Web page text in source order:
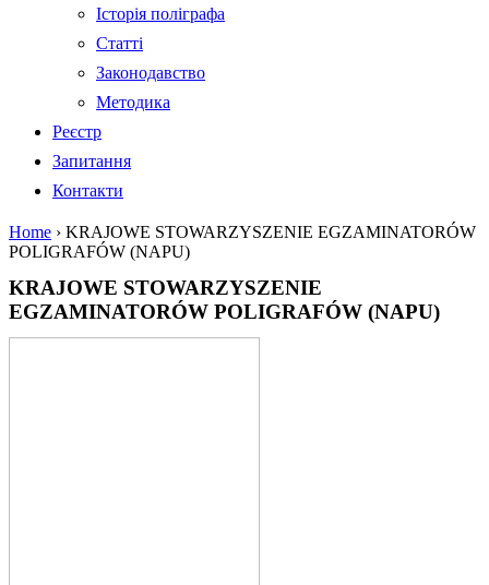
Історія поліграфа
Статті
Законодавство
Методика
Реєстр
Запитання
Контакти
Home › KRAJOWE STOWARZYSZENIE EGZAMINATORÓW
POLIGRAFÓW (NAPU)
KRAJOWE STOWARZYSZENIE
EGZAMINATORÓW POLIGRAFÓW (NAPU)